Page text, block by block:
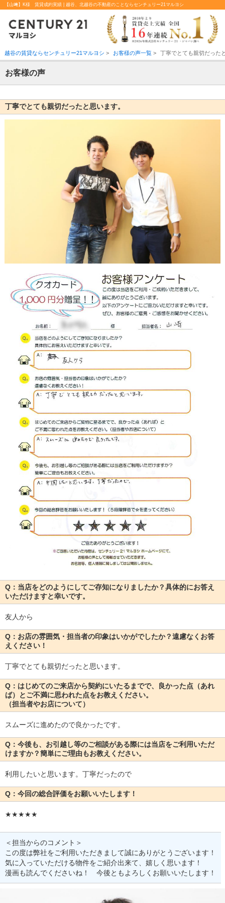
【山﨑】K様 賃貸成約実績 | 越谷、北越谷の不動産のことならセンチュリー21マルヨシ
越谷の賃貸ならセンチュリー21マルヨシ > お客様の声一覧> 丁寧でとても親切だった
お客様の声
丁寧でとても親切だったと思います。
Q：当店をどのようにしてご存知になりましたか？具体的にお答え
いただけますと幸いです。
友人から
Q：お店の雰囲気・担当者の印象はいかがでしたか？遠慮なくお答
えください！
丁寧でとても親切だったと思います。
Q：はじめてのご来店から契約にいたるまでで、良かった点（あれ
ば）とご不満に思われた点をお教えください。
（担当者やお店について）
スムーズに進めたので良かったです。
Q：今後も、お引越し等のご相談がある際には当店をご利用いただ
けますか？簡単にご理由もお教えください。
利用したいと思います。丁寧だったので
Q：今回の総合評価をお願いいたします！
★★★★★
＜担当からのコメント＞
この度は弊社をご利用いただきまして誠にありがとうございます！
気に入っていただける物件をご紹介出来て、嬉しく思います！
漫画も読んでくださいね！ 今後ともよろしくお願いいたします！